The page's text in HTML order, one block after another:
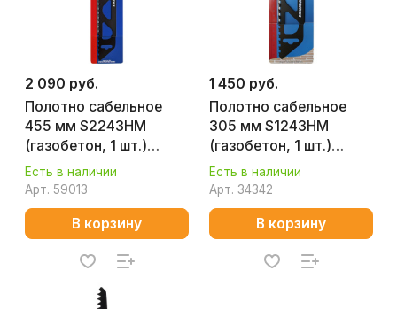
2 090 руб.
Полотно сабельное
455 мм S2243HM
(газобетон, 1 шт.)
ПРАКТИКА 776-720
Есть в наличии
Арт. 59013
В корзину
1 450 руб.
Полотно сабельное
305 мм S1243HM
(газобетон, 1 шт.)
ПРАКТИКА 773-514
Есть в наличии
Арт. 34342
В корзину